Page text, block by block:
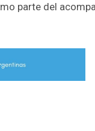
parte del